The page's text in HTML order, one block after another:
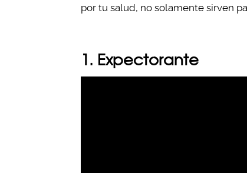
por tu salud, no solamente sirven
1. Expectorante